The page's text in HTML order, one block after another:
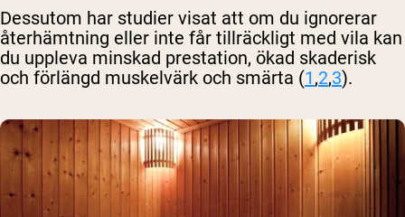
Dessutom har studier visat att om du ignorerar
återhämtning eller inte får tillräckligt med vila kan
du uppleva minskad prestation, ökad skaderisk
och förlängd muskelvärk och smärta (1,2,3).